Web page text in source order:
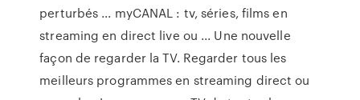
perturbés ... myCANAL : tv, séries, films en
streaming en direct live ou ... Une nouvelle
façon de regarder la TV. Regarder tous les
meilleurs programmes en streaming direct ou